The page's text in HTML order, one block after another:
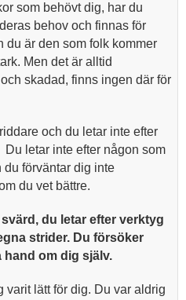
som behövt dig, har du
behov och finnas för
du är den som folk kommer
Men det är alltid
skadad, finns ingen där för
och du letar inte efter
letar inte efter någon som
förväntar dig inte
du vet bättre.
du letar efter verktyg
strider. Du försöker
hand om dig själv.
varit lätt för dig. Du var aldrig